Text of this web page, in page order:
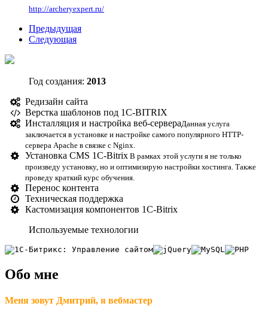
http://archeryexpert.ru/
Предыдущая
Следующая
Год создания: 2013
Редизайн сайта
Верстка шаблонов под 1С-BITRIX
Инсталляция и настройка веб-сервераДанная услуга
заключается в установке и настройке самого популярного HTTP-
сервера Apache в связке с Nginx.
Установка CMS 1С-Bitrix В рамках этой услуги я не только
произведу установку, но и оптимизирую настройки хостинга. Также
проведу краткий курс обучения.
Перенос контента
Техническая поддержка
Кастомизация компонентов 1С-Bitrix
Используемые технологии
Обо мне
Меня зовут Дмитрий, я вебмастер